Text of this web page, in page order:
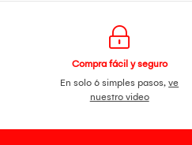
Compra fácil y seguro
En solo 6 simples pasos,ve
nuestro video